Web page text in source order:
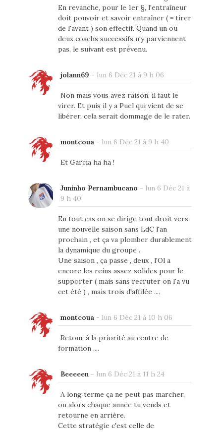
En revanche, pour le 1er §, l'entraîneur
doit pouvoir et savoir entraîner ( = tirer
de l'avant ) son effectif. Quand un ou
deux coachs successifs n'y parviennent
pas, le suivant est prévenu.
jolann69 - lun 6 Déc 21 à 9 h 06
Non mais vous avez raison, il faut le
virer. Et puis il y a Puel qui vient de se
libérer, cela serait dommage de le rater.
montcoua- lun 6 Déc 21 à 9 h 40
Et Garcia ha ha !
Juninho Pernambucano - lun 6 Déc 21 à
9 h 40
En tout cas on se dirige tout droit vers
une nouvelle saison sans LdC l'an
prochain , et ça va plomber durablement
la dynamique du groupe .
Une saison , ça passe , deux , l'Ol a
encore les reins assez solides pour le
supporter ( mais sans recruter on l'a vu
cet été ) , mais trois d'affilée ....
montcoua- lun 6 Déc 21 à 10 h 06
Retour à la priorité au centre de
formation ....
Beeeeen- lun 6 Déc 21 à 11 h 24
A long terme ça ne peut pas marcher,
ou alors chaque année tu vends et
retourne en arrière.
Cette stratégie c'est celle de